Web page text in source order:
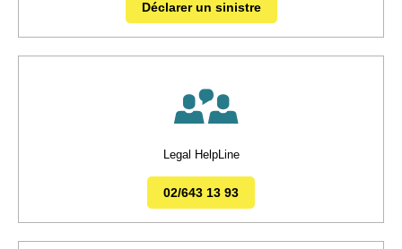
Déclarer un sinistre
Legal HelpLine
02/643 13 93